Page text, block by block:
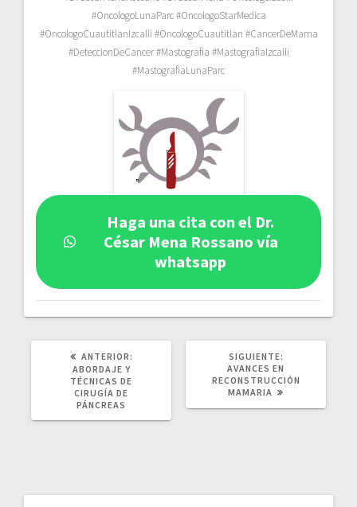
#OncologoLunaParc #OncologoStarMedica
#OncologoCuautitlanIzcalli #OncologoCuautitlan #CancerDeMama
#DeteccionDeCancer #Mastografia #MastografiaIzcalli
#MastografiaLunaParc
Haga una cita con el Dr.
César Mena Rossano vía
whatsapp
ANTERIOR:
ABORDAJE Y
TÉCNICAS DE
CIRUGÍA DE
PÁNCREAS
SIGUIENTE:
POST:
AVANCES EN
RECONSTRUCCIÓN
MAMARIA